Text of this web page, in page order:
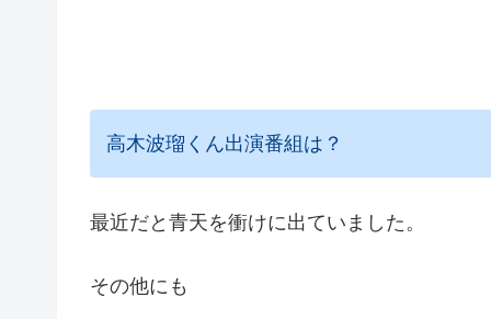
高木波瑠くん出演番組は？
最近だと青天を衝けに出ていました。
その他にも